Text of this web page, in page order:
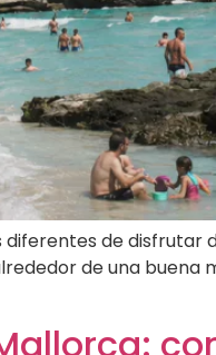
diferentes de disfrutar
de una buena